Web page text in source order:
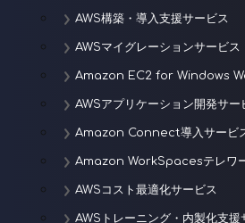
AWS構築・導入支援サービス
AWSマイグレーションサービス
Amazon EC2 for Windows
AWSアプリケーション開発サー
Amazon Connect導入サービ
Amazon WorkSpacesテレワ
AWSコスト最適化サービス
AWSトレーニング・内製化支援